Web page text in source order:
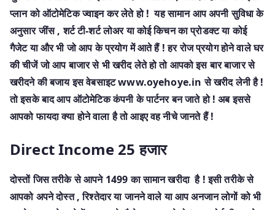
प्लान को ऑटोमेटिक ज्वाइन कर लेते हो ! यह सामान आप अपनी सुविधा के
अनुसार जींस , शर्ट टी-शर्ट लोअर या कोई किचन का प्रोडक्ट या कोई
गैजेट या और भी जो आप के प्रयोग में आते हैं ! हर रोज प्रयोग होने वाले घर
की चीजें जो आप बाजार से भी खरीद लेते हो तो आपको इस बार बाजार से
खरीदने की बजाय इस वेबसाइट www.oyehoye.in से खरीद लेनी है !
तो इसके बाद आप ऑटोमेटिक कंपनी के पार्टनर बन जाते हो ! अब इससे
आपको फायदा क्या होने वाला है तो आइए वह नीचे जानते हैं !
Direct Income 25 हजार
दोस्तों जिस तरीके से आपने 1499 का सामान खरीदा है ! इसी तरीके से
आपको अपने दोस्त , रिश्तेदार या जानने वाले या आप अनजान लोगों को भी